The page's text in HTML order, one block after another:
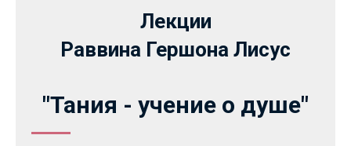
Лекции
Раввина Гершона Лисус
"Тания - учение о душе"